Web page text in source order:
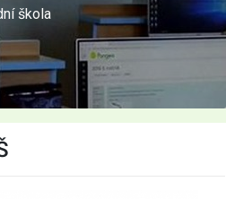
škola